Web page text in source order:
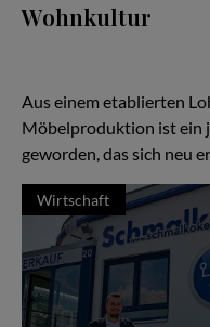
Wohnkultur
Aus einem etablierten
Möbelproduktion ist ein
geworden, das sich neu
Wirtschaft